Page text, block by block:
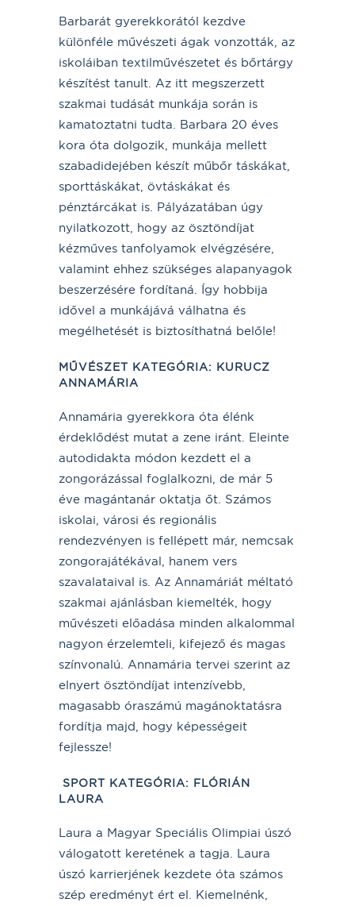
Barbarát gyerekkorától kezdve
különféle művészeti ágak vonzották, az
iskoláiban textilművészetet és bőrtárgy
készítést tanult. Az itt megszerzett
szakmai tudását munkája során is
kamatoztatni tudta. Barbara 20 éves
kora óta dolgozik, munkája mellett
szabadidejében készít műbőr táskákat,
sporttáskákat, övtáskákat és
pénztárcákat is. Pályázatában úgy
nyilatkozott, hogy az ösztöndíjat
kézműves tanfolyamok elvégzésére,
valamint ehhez szükséges alapanyagok
beszerzésére fordítaná. Így hobbija
idővel a munkájává válhatna és
megélhetését is biztosíthatná belőle!
MŰVÉSZET KATEGÓRIA: KURUCZ
ANNAMÁRIA
Annamária gyerekkora óta élénk
érdeklődést mutat a zene iránt. Eleinte
autodidakta módon kezdett el a
zongorázással foglalkozni, de már 5
éve magántanár oktatja őt. Számos
iskolai, városi és regionális
rendezvényen is fellépett már, nemcsak
zongorajátékával, hanem vers
szavalataival is. Az Annamáriát méltató
szakmai ajánlásban kiemelték, hogy
művészeti előadása minden alkalommal
nagyon érzelemteli, kifejező és magas
színvonalú. Annamária tervei szerint az
elnyert ösztöndíjat intenzívebb,
magasabb óraszámú magánoktatásra
fordítja majd, hogy képességeit
fejlessze!
SPORT KATEGÓRIA: FLÓRIÁN
LAURA
Laura a Magyar Speciális Olimpiai úszó
válogatott keretének a tagja. Laura
úszó karrierjének kezdete óta számos
szép eredményt ért el. Kiemelnénk,